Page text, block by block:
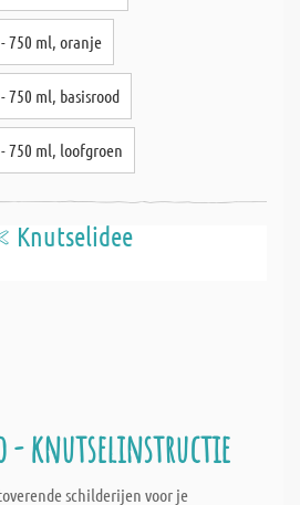
750 ml, oranje
ml, basisrood
750 ml, loofgroen
Knutselidee
- knutselinstructie
schilderijen voor je